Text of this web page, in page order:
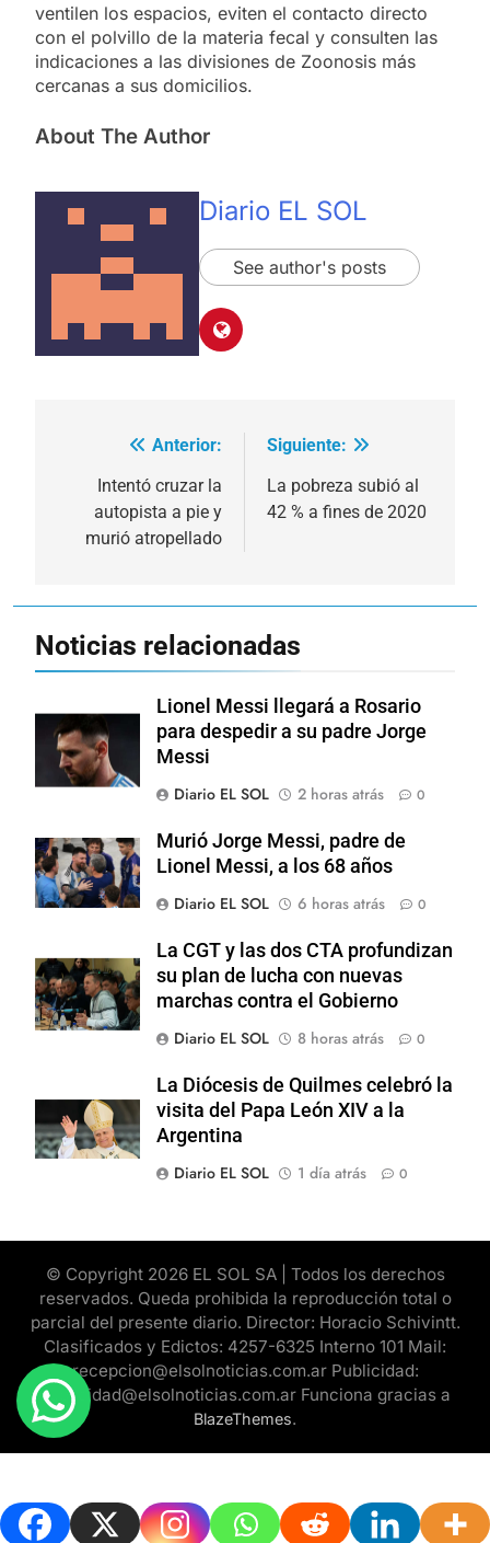
ventilen los espacios, eviten el contacto directo
con el polvillo de la materia fecal y consulten las
indicaciones a las divisiones de Zoonosis más
cercanas a sus domicilios.
About The Author
Diario EL SOL
See author's posts
Navegación
entradas
Anterior:
Intentó cruzar la
autopista a pie y
murió atropellado
Siguiente:
La pobreza subió al
42 % a fines de 2020
Noticias relacionadas
Lionel Messi llegará a Rosario
para despedir a su padre Jorge
Messi
Diario EL SOL
2 horas atrás 0
Murió Jorge Messi, padre de
Lionel Messi, a los 68 años
Diario EL SOL
6 horas atrás 0
La CGT y las dos CTA profundizan
su plan de lucha con nuevas
marchas contra el Gobierno
Diario EL SOL
8 horas atrás 0
La Diócesis de Quilmes celebró la
visita del Papa León XIV a la
Argentina
Diario EL SOL
1 día atrás 0
© Copyright 2026 EL SOL SA | Todos los derechos
reservados. Queda prohibida la reproducción total o
parcial del presente diario. Director: Horacio Schivintt.
Clasificados y Edictos: 4257-6325 Interno 101 Mail:
recepcion@elsolnoticias.com.ar Publicidad:
publicidad@elsolnoticias.com.ar Funciona gracias a
BlazeThemes.